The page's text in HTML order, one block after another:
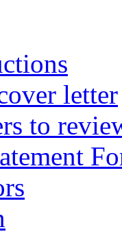
letter
to